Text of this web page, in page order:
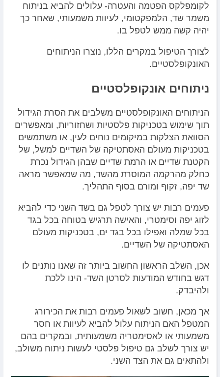
לקומפלקס הפטמה והעטרה- עלולים להביא בניתוח
משמר שד, הלמפקטומי, לעיוות משמעותי, שאחר כך
יהיה קשה ממש לטפל בו.
לצורך הטיפול במקרים הללו, נוצרו הניתוחים
האונקופלסטיים.
ניתוחים אונקופלסטיים
הניתוחים האונקופלסטיים משלבים את הסרת הגידול
תוך שימוש בטכניקות פלסטיות ושחזוריות, ומאפשרים
הסוואת הצלקות במיקומים נוחים לעין, או משתמשים
בטכניקות מעולם האסתטיקה של השדיים למשל, של
הקטנת שדיים או הרמת שדיים שבהן הגידול נכרת
כחלק מהרקמה המוסרת מהשד, מה שמאפשר מראה
שד יפה, זקוף ומורם בסוף התהליך.
פעמים רבות יש צורך לטפל גם בשד השני כדי להביא
לזוג יפה וסימטרי, והאישה תרגיש בטוחה בכל בגד
בכל שמלה ואפילו בכל בגד ים, בטכניקות מעולם
האסתטיקה של השדיים.
אכן, השלב הראשון החשוב ביותר זה שאנו נותנים לו
דגש בחודש המודעות לסרטן השד- הינו ללכת
ולהיבדק.
אך מכאן, חשוב לשאול פעמים רבות את הכירורג
המטפל האם הניתוח עלול להביא לעיוות או חסר
משמעותי או לאסימטריה משמעותית, ובמקרים בהם
יש צורך לשלב גם טיפול פלסטי לעשות ניתוח משולב,
ולהתאים גם את הצד השני.